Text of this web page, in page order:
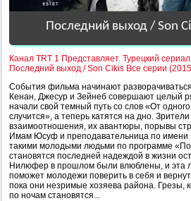
Последний выход / Son
Канал TRT 1 Представляет. Турецкий
Последний выход / Son Cikis Все серии
События фильма начинают
Кенан, Джесур и Зейнеб совершают целый
начали свой темный путь со слов «От
случится», а теперь катятся на дно.
взаимоотношения, их авантюры, порывы
Имам Юсуф и преподавательница по
такими молодыми людьми по программе
становятся последней надеждой в жизни
Нилюфер в прошлом были влюблены, и эта
поможет молодежи поверить в себя и
пока они незримые хозяева района. Грезы,
по ночам становятся...